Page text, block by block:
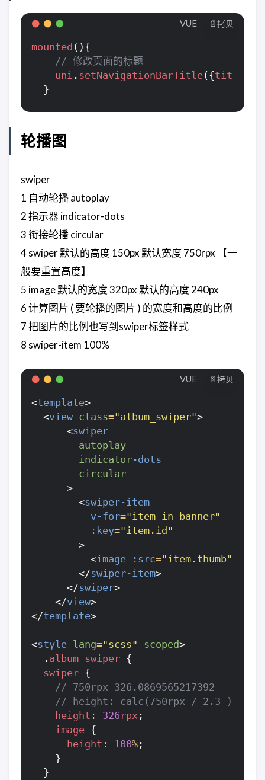
mounted (){
uni . setNavigationBarTitle({title
}
📄拷贝
VUE
轮播图
swiper
1 自动轮播 autoplay
2 指示器 indicator-dots
3 衔接轮播 circular
4 swiper 默认的高度 150px 默认宽度 750rpx 【一
般要重置高度】
5 image 默认的宽度 320px 默认的高度 240px
6 计算图片 ( 要轮播的图片 ) 的宽度和高度的比例
7 把图片的比例也写到swiper标签样式
8 swiper-item 100%
<template>
<view class="album_swiper">
<swiper
autoplay
indicator-dots
circular
>
<swiper-item
v-for="item in banner"
:key="item.id"
>
<image :src="item.thumb"
</swiper-item>
</swiper>
</view>
</template>
<style lang="scss" scoped>
. album_swiper {
swiper {
height : 326 rpx ;
image {
height : 100% ;
}
}
📄拷贝
VUE